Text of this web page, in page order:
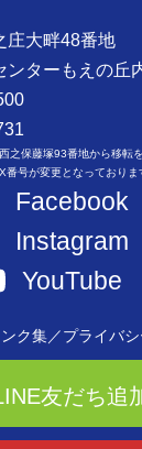
庄大畔48番地
ンターもえの丘
保藤塚93番地から移転を
号が変更となっておりま
Facebook
Instagram
YouTube
ンク集／プライバ
友だち追